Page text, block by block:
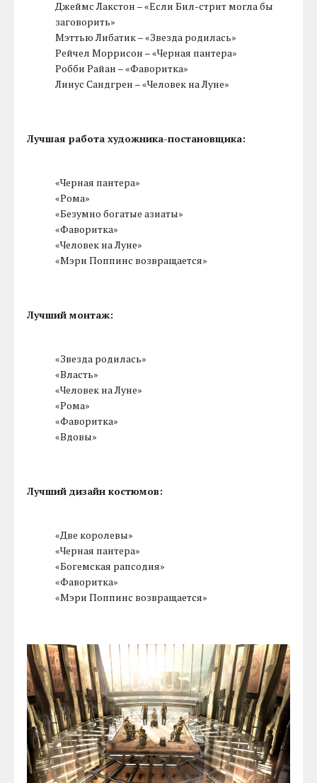
Джеймс Лакстон – «Если Бил-стрит могла бы
заговорить»
Мэттью Либатик – «Звезда родилась»
Рейчел Моррисон – «Черная пантера»
Робби Райан – «Фаворитка»
Линус Сандгрен – «Человек на Луне»
Лучшая работа художника-постановщика:
«Черная пантера»
«Рома»
«Безумно богатые азиаты»
«Фаворитка»
«Человек на Луне»
«Мэри Поппинс возвращается»
Лучший монтаж:
«Звезда родилась»
«Власть»
«Человек на Луне»
«Рома»
«Фаворитка»
«Вдовы»
Лучший дизайн костюмов:
«Две королевы»
«Черная пантера»
«Богемская рапсодия»
«Фаворитка»
«Мэри Поппинс возвращается»